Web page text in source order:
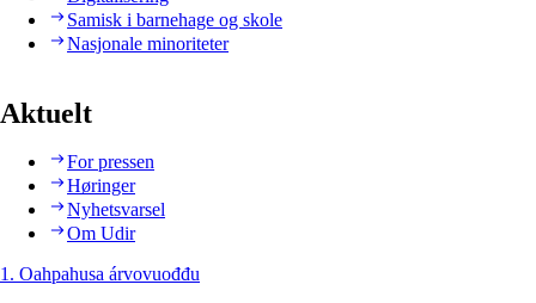
Samisk i barnehage og skole
Nasjonale minoriteter
Aktuelt
For pressen
Høringer
Nyhetsvarsel
Om Udir
1. Oahpahusa árvovuođđu